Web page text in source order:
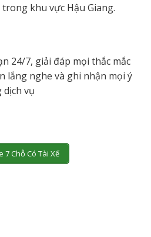
khu vực Hậu Giang.
24/7, giải đáp mọi thắc mắc
lắng nghe và ghi nhận mọi ý
vụ
7 Chỗ Có Tài Xế